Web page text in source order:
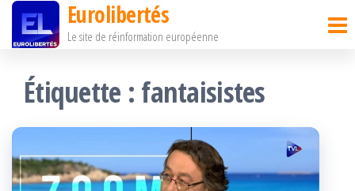
Passer
contenu
Eurolibertés
Le site de réinformation européenne
Étiquette : fantaisistes